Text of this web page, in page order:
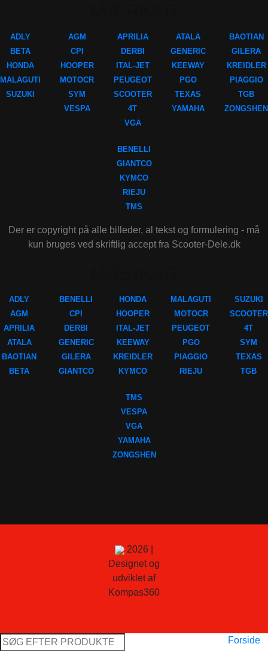
ADLY
BETA
HONDA
MALAGUTI
SUZUKI
AGM
CPI
HOOPER
MOTOCR
SYM
VESPA
APRILIA
DERBI
ITAL-JET
PEUGEOT
SCOOTER
4T
VGA
ATALA
GENERIC
KEEWAY
PGO
TEXAS
YAMAHA
BAOTIAN
GILERA
KREIDLER
PIAGGIO
TGB
ZONGSHEN
BENELLI
GIANTCO
KYMCO
RIEJU
TMS
Der er copyright på alle billeder, al tekst og formulering - må
kun bruges ved skriftlig accept fra Scooter-Dele.dk
ADLY
AGM
APRILIA
ATALA
BAOTIAN
BETA
BENELLI
CPI
DERBI
GENERIC
GILERA
GIANTCO
HONDA
HOOPER
ITAL-JET
KEEWAY
KREIDLER
KYMCO
MALAGUTI
MOTOCR
PEUGEOT
PGO
PIAGGIO
RIEJU
SUZUKI
SCOOTER
4T
SYM
TEXAS
TGB
TMS
VESPA
VGA
YAMAHA
ZONGSHEN
2026 |
Designet og
udviklet af
Kompas360
Søg
efter:
Forside